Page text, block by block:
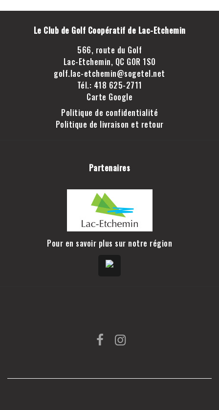
JOINDRE LE CLUB DE
FACEBOOK
INSTAGRAM
Le Club de Golf Coopératif de Lac-Etchemin
566, route du Golf
Lac-Etchemin, QC G0R 1S0
golf.lac-etchemin@sogetel.net
Tél.: 418 625-2711
Carte Google
Politique de confidentialité
Politique de livraison et retour
Partenaires
Pour en savoir plus sur notre région